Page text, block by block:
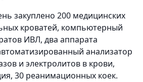
закуплено 200 медицинских
кроватей, компьютерный
ИВЛ, два аппарата
анализатор
и электролитов в крови,
30 реанимационных коек.